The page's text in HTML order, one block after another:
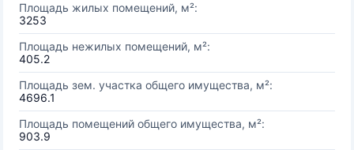
Площадь жилых помещений, м²:
3253
Площадь нежилых помещений, м²:
405.2
Площадь зем. участка общего имущества, м²:
4696.1
Площадь помещений общего имущества, м²:
903.9